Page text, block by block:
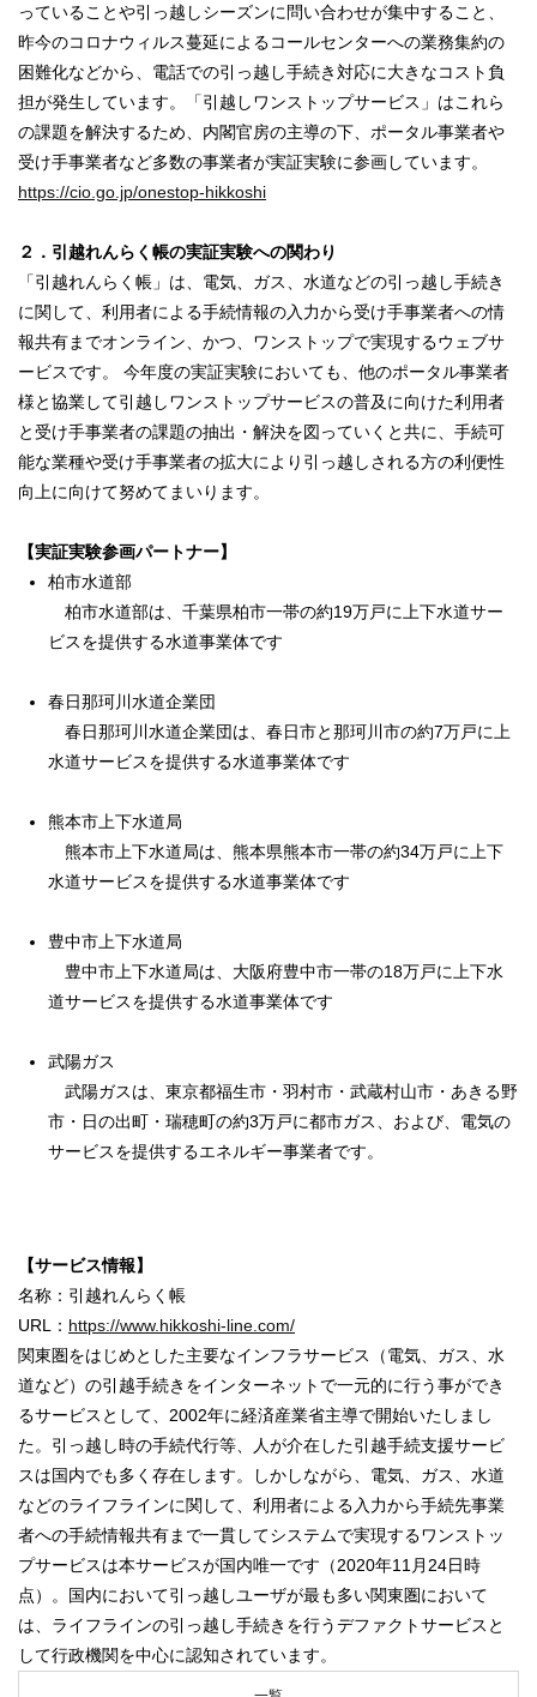
っていることや引っ越しシーズンに問い合わせが集中すること、
昨今のコロナウィルス蔓延によるコールセンターへの業務集約の
困難化などから、電話での引っ越し手続き対応に大きなコスト負
担が発生しています。「引越しワンストップサービス」はこれら
の課題を解決するため、内閣官房の主導の下、ポータル事業者や
受け手事業者など多数の事業者が実証実験に参画しています。
https://cio.go.jp/onestop-hikkoshi
２．引越れんらく帳の実証実験への関わり
「引越れんらく帳」は、電気、ガス、水道などの引っ越し手続き
に関して、利用者による手続情報の入力から受け手事業者への情
報共有までオンライン、かつ、ワンストップで実現するウェブサ
ービスです。 今年度の実証実験においても、他のポータル事業者
様と協業して引越しワンストップサービスの普及に向けた利用者
と受け手事業者の課題の抽出・解決を図っていくと共に、手続可
能な業種や受け手事業者の拡大により引っ越しされる方の利便性
向上に向けて努めてまいります。
【実証実験参画パートナー】
柏市水道部
柏市水道部は、千葉県柏市一帯の約19万戸に上下水道サー
ビスを提供する水道事業体です
春日那珂川水道企業団
春日那珂川水道企業団は、春日市と那珂川市の約7万戸に上
水道サービスを提供する水道事業体です
熊本市上下水道局
熊本市上下水道局は、熊本県熊本市一帯の約34万戸に上下
水道サービスを提供する水道事業体です
豊中市上下水道局
豊中市上下水道局は、大阪府豊中市一帯の18万戸に上下水
道サービスを提供する水道事業体です
武陽ガス
武陽ガスは、東京都福生市・羽村市・武蔵村山市・あきる野
市・日の出町・瑞穂町の約3万戸に都市ガス、および、電気の
サービスを提供するエネルギー事業者です。
【サービス情報】
名称：引越れんらく帳
URL： https://www.hikkoshi-line.com/
関東圏をはじめとした主要なインフラサービス（電気、ガス、水
道など）の引越手続きをインターネットで一元的に行う事ができ
るサービスとして、2002年に経済産業省主導で開始いたしまし
た。引っ越し時の手続代行等、人が介在した引越手続支援サービ
スは国内でも多く存在します。しかしながら、電気、ガス、水道
などのライフラインに関して、利用者による入力から手続先事業
者への手続情報共有まで一貫してシステムで実現するワンストッ
プサービスは本サービスが国内唯一です（2020年11月24日時
点）。国内において引っ越しユーザが最も多い関東圏において
は、ライフラインの引っ越し手続きを行うデファクトサービスと
して行政機関を中心に認知されています。